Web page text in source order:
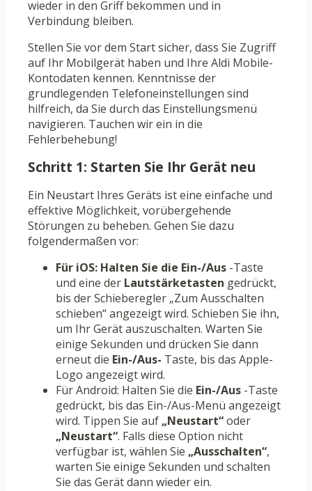
wieder in den Griff bekommen und in
Verbindung bleiben.
Stellen Sie vor dem Start sicher, dass Sie Zugriff
auf Ihr Mobilgerät haben und Ihre Aldi Mobile-
Kontodaten kennen. Kenntnisse der
grundlegenden Telefoneinstellungen sind
hilfreich, da Sie durch das Einstellungsmenü
navigieren. Tauchen wir ein in die
Fehlerbehebung!
Schritt 1: Starten Sie Ihr Gerät neu
Ein Neustart Ihres Geräts ist eine einfache und
effektive Möglichkeit, vorübergehende
Störungen zu beheben. Gehen Sie dazu
folgendermaßen vor:
Für iOS: Halten Sie die Ein-/Aus -Taste
und eine der Lautstärketasten gedrückt,
bis der Schieberegler „Zum Ausschalten
schieben“ angezeigt wird. Schieben Sie ihn,
um Ihr Gerät auszuschalten. Warten Sie
einige Sekunden und drücken Sie dann
erneut die Ein-/Aus- Taste, bis das Apple-
Logo angezeigt wird.
Für Android: Halten Sie die Ein-/Aus -Taste
gedrückt, bis das Ein-/Aus-Menü angezeigt
wird. Tippen Sie auf „Neustart“oder
„Neustart“. Falls diese Option nicht
verfügbar ist, wählen Sie „Ausschalten“,
warten Sie einige Sekunden und schalten
Sie das Gerät dann wieder ein.